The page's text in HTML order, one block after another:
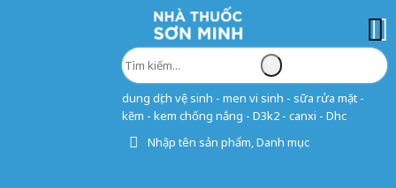
dung dịch vệ sinh - men vi sinh - sữa rửa mặt -
kẽm - kem chống nắng - D3k2 - canxi - Dhc
Nhập tên sản phẩm, Danh mục